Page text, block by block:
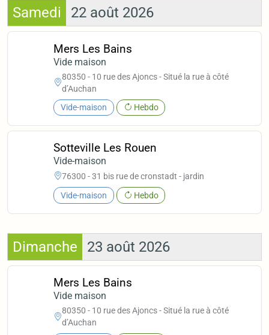
Samedi 22 août 2026
Mers Les Bains
Vide maison
80350 - 10 rue des Ajoncs - Situé la rue à côté
d’Auchan
Vide-maison Hebdo
Sotteville Les Rouen
Vide-maison
76300 - 31 bis rue de cronstadt - jardin
Vide-maison Hebdo
Dimanche 23 août 2026
Mers Les Bains
Vide maison
80350 - 10 rue des Ajoncs - Situé la rue à côté
d’Auchan